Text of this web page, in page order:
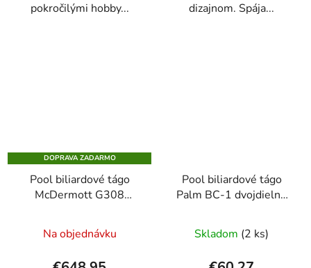
pokročilými hobby...
dizajnom. Spája...
DOPRAVA ZADARMO
Pool biliardové tágo
McDermott G308
Na objednávku
Pool biliardové tágo
Palm BC-1 dvojdielne
Skladom (2 ks)